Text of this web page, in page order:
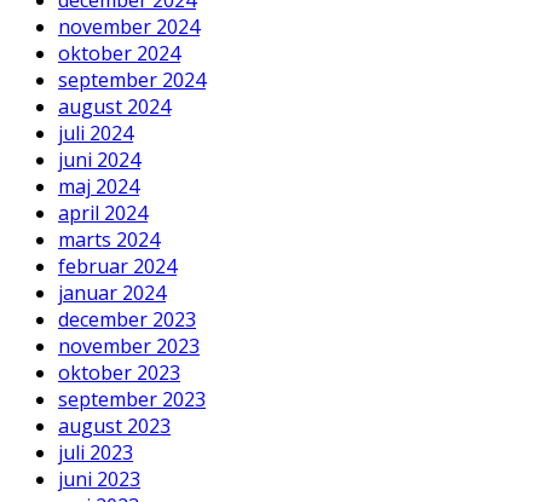
november 2024
oktober 2024
september 2024
august 2024
juli 2024
juni 2024
maj 2024
april 2024
marts 2024
februar 2024
januar 2024
december 2023
november 2023
oktober 2023
september 2023
august 2023
juli 2023
juni 2023